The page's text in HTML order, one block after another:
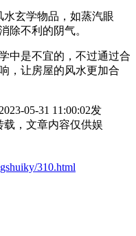
水玄学物品，如蒸汽眼
除不利的阴气。
中是不宜的，不过通过合
，让房屋的风水更加合
05-31 11:00:02发
，文章内容仅供娱
310.html